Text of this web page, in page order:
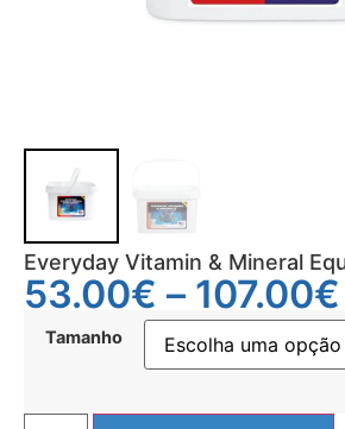
Everyday Vitamin & Mineral
53.00€ – 107.00€
Tamanho